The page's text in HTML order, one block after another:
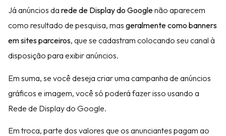
Já anúncios da rede de Display do Googlenão aparecem
como resultado de pesquisa, mas geralmente como banners
em sites parceiros, que se cadastram colocando seu canal à
disposição para exibir anúncios.
Em suma, se você deseja criar uma campanha de anúncios
gráficos e imagem, você só poderá fazer isso usando a
Rede de Display do Google.
Em troca, parte dos valores que os anunciantes pagam ao